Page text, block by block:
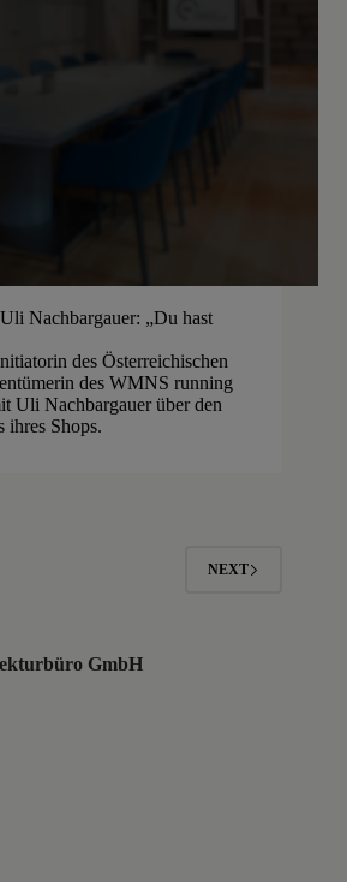
Nachbargauer: „Du hast
des Österreichischen
des WMNS running
Uli Nachbargauer über den
ihres Shops.
NEXT
GmbH